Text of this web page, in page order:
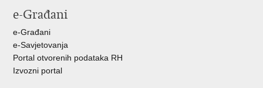
FacebookuTwitteru
e-Građani
e-Građani
e-Savjetovanja
Portal otvorenih podataka RH
Izvozni portal